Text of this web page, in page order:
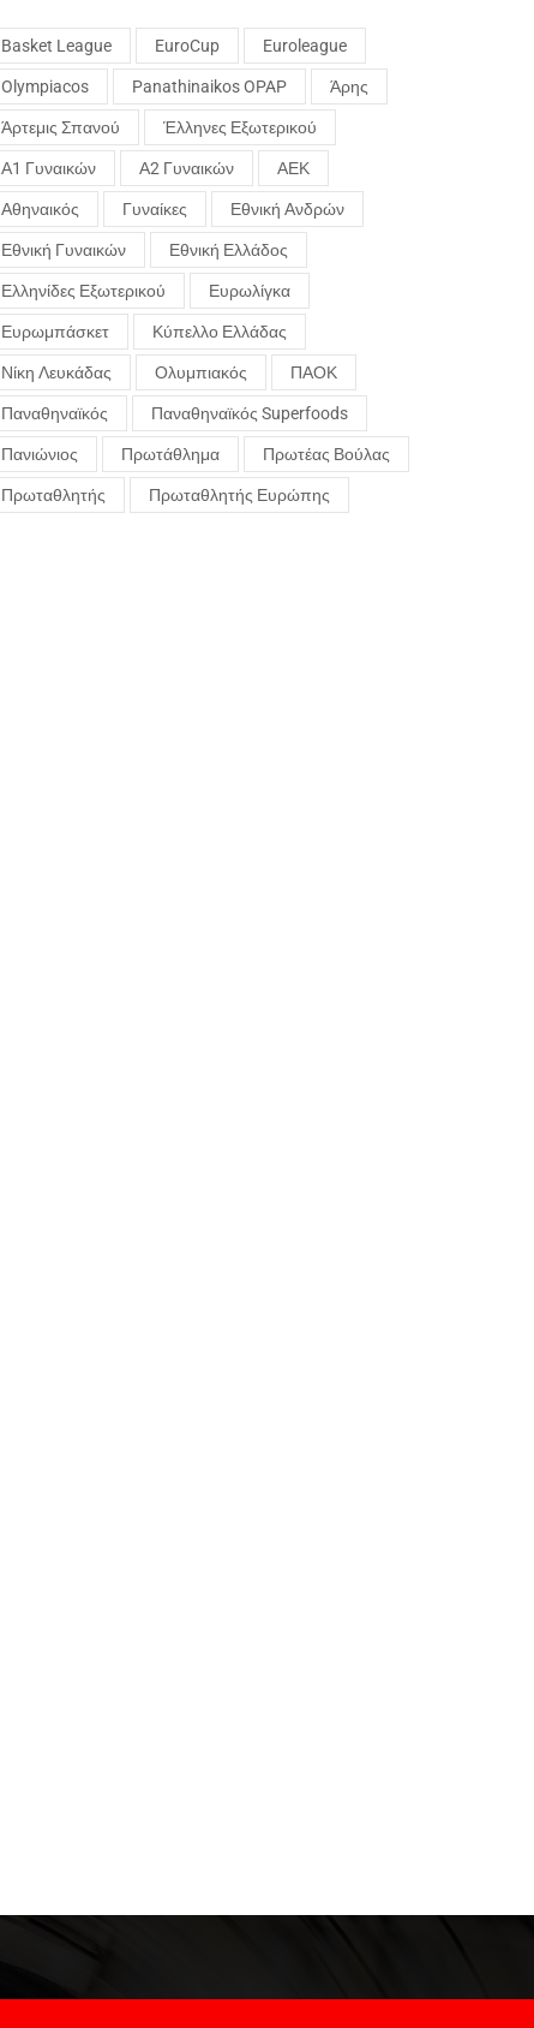
Basket League EuroCup Euroleague
Olympiacos Panathinaikos OPAP Άρης
Άρτεμις Σπανού Έλληνες Εξωτερικού
Α1 Γυναικών Α2 Γυναικών ΑΕΚ
Αθηναικός Γυναίκες Εθνική Ανδρών
Εθνική Γυναικών Εθνική Ελλάδος
Ελληνίδες Εξωτερικού Ευρωλίγκα
Ευρωμπάσκετ Κύπελλο Ελλάδας
Νίκη Λευκάδας Ολυμπιακός ΠΑΟΚ
Παναθηναϊκός Παναθηναϊκός Superfoods
Πανιώνιος Πρωτάθλημα Πρωτέας Βούλας
Πρωταθλητής Πρωταθλητής Ευρώπης